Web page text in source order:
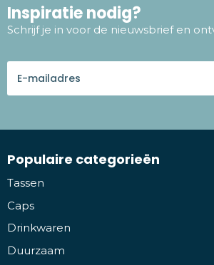
Inspiratie nodig?
Schrijf je in voor de nieuwsbrief en
Populaire categorieën
Tassen
Caps
Drinkwaren
Duurzaam